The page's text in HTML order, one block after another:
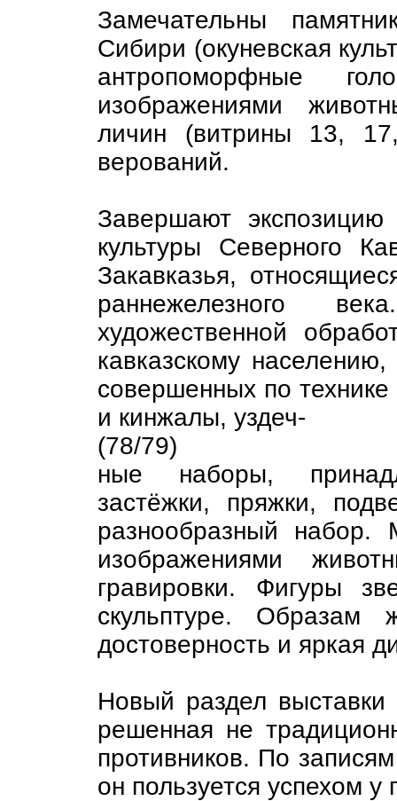
Замечательны
Сибири (окуневская
антропоморфные
изображениями
личин (витрины 13,
верований.
Завершают
культуры Северного
Закавказья,
раннежелезного
художественной
кавказскому
совершенных по
и кинжалы, уздеч-
(78/79)
ные наборы,
застёжки, пряжки,
разнообразный набор.
изображениями
гравировки. Фигуры
скульптуре. Образам
достоверность и яркая
Новый раздел выставки
решенная не
противников. По
он пользуется успехом у